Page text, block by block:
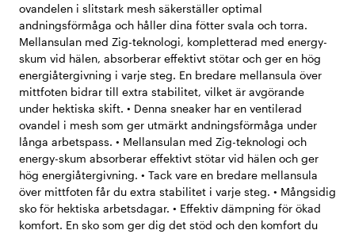
ovandelen i slitstark mesh säkerställer optimal
andningsförmåga och håller dina fötter svala och torra.
Mellansulan med Zig-teknologi, kompletterad med energy-
skum vid hälen, absorberar effektivt stötar och ger en hög
energiåtergivning i varje steg. En bredare mellansula över
mittfoten bidrar till extra stabilitet, vilket är avgörande
under hektiska skift. • Denna sneaker har en ventilerad
ovandel i mesh som ger utmärkt andningsförmåga under
långa arbetspass. • Mellansulan med Zig-teknologi och
energy-skum absorberar effektivt stötar vid hälen och ger
hög energiåtergivning. • Tack vare en bredare mellansula
över mittfoten får du extra stabilitet i varje steg. • Mångsidig
sko för hektiska arbetsdagar. • Effektiv dämpning för ökad
komfort. En sko som ger dig det stöd och den komfort du